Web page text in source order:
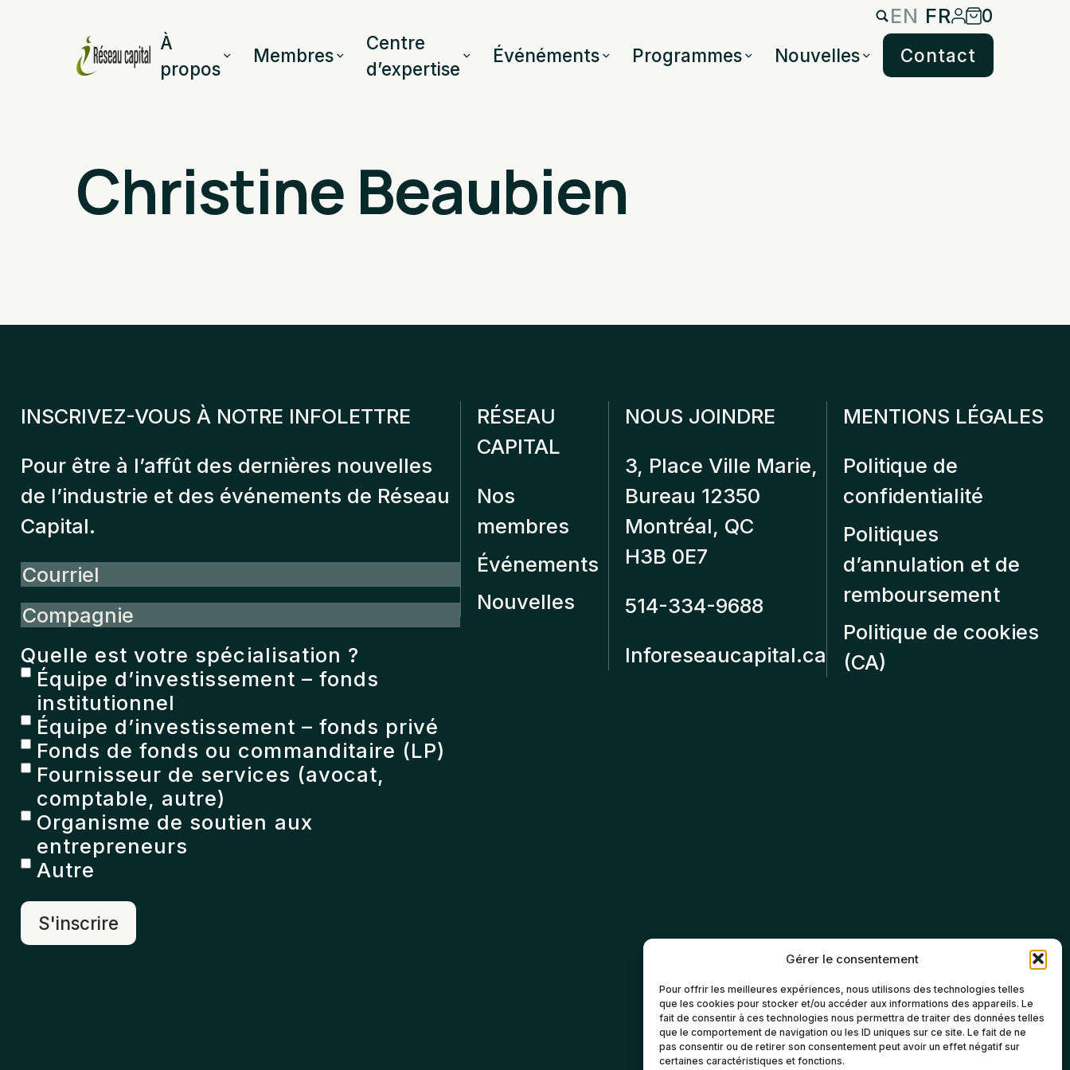
Gérer le consentement
Pour offrir les meilleures expériences, nous utilisons des technologies telles
que les cookies pour stocker et/ou accéder aux informations des appareils. Le
fait de consentir à ces technologies nous permettra de traiter des données telles
que le comportement de navigation ou les ID uniques sur ce site. Le fait de ne
pas consentir ou de retirer son consentement peut avoir un effet négatif sur
certaines caractéristiques et fonctions.
EN FR
0
À
propos
Membres
Centre
d’expertise
Événéments Programmes Nouvelles Contact
Christine Beaubien
INSCRIVEZ-VOUS À NOTRE INFOLETTRE
Pour être à l’affût des dernières nouvelles
de l’industrie et des événements de Réseau
Capital.
Courriel
Compagnie
Quelle est votre spécialisation ?
Équipe d’investissement – fonds
institutionnel
Équipe d’investissement – fonds privé
Fonds de fonds ou commanditaire (LP)
Fournisseur de services (avocat,
comptable, autre)
Organisme de soutien aux
entrepreneurs
Autre
RÉSEAU
CAPITAL
Nos
membres
Événements
Nouvelles
NOUS JOINDRE
3, Place Ville Marie,
Bureau 12350
Montréal, QC
H3B 0E7
514-334-9688
Inforeseaucapital.ca
MENTIONS LÉGALES
Politique de
confidentialité
Politiques
d’annulation et de
remboursement
Politique de cookies
(CA)